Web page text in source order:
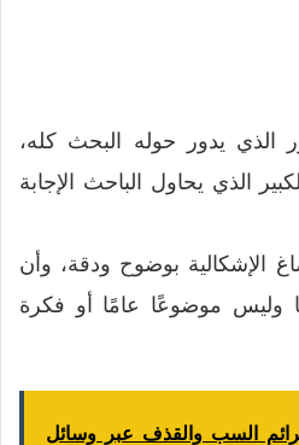
الذي يدور حوله البحث كله،
الذي يحاول الباحث الإجابة
الإشكالية بوضوح ودقة، وأن
وليس موضوعًا عامًا أو فكرة
السب والقذف عبر وسائل